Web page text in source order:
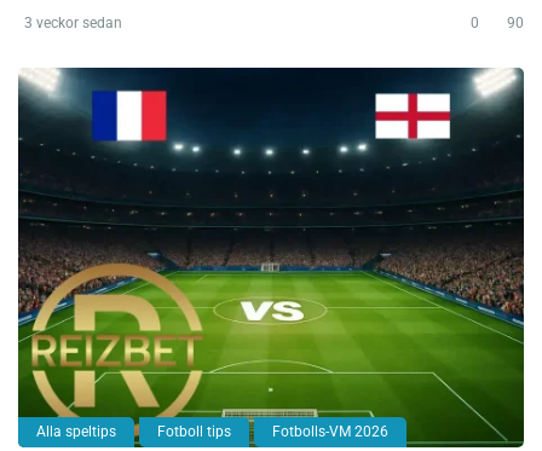
3 veckor sedan 0 90
Alla speltips Fotboll tips Fotbolls-VM 2026